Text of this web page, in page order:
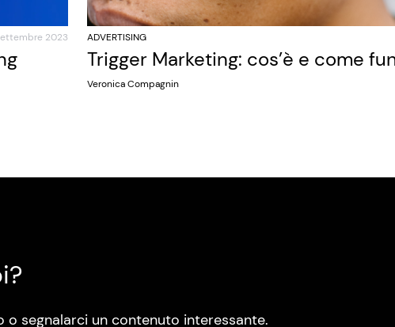
2023 ADVERTISING
Trigger Marketing: cos’è e come
Veronica Compagnin
segnalarci un contenuto interessante.